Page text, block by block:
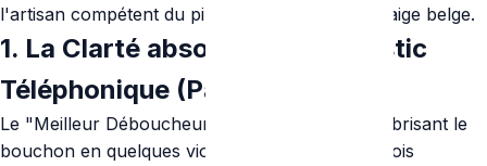
l'artisan compétent du pirate urbain de l'égouttaige belge.
1. La Clarté absolue du Diagnostic
Téléphonique (Pas de surprise)
Le "Meilleur Déboucheur" ne se révèle pas en brisant le
bouchon en quelques violentes secondes une fois